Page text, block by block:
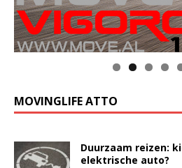
MOVINGLIFE ATTO
Duurzaam reizen:
elektrische auto?